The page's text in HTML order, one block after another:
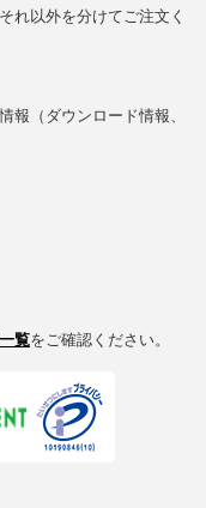
れ以外を分けてご注文く
報（ダウンロード情報、
覧をご確認ください。